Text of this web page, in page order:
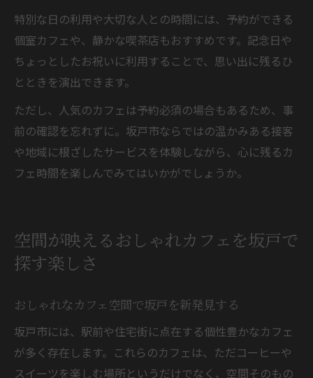
特別な日の利用や大切な人との時間には、予約ができる
個室カフェや、静かな喫茶店もおすすめです。記念日や
ちょっとしたお祝いに利用することで、思い出に残るひ
とときを演出できます。
ただし、人気のカフェは予約必須の場合もあるため、事
前の確認を忘れずに。坂戸市ならではの温かみある接客
や地域に根ざしたサービスを体験しながら、心に残るカ
フェ時間を楽しんでみてはいかがでしょうか。
空間が映えるおしゃれカフェを坂戸で
探す楽しさ
おしゃれなカフェ空間で坂戸を新発見する
坂戸市には、駅前や住宅街に点在する個性豊かなカフェ
が多く存在します。これらのカフェは、ただコーヒーや
スイーツを楽しむ場所というだけでなく、空間そのもの